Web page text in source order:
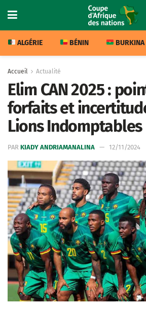
ALGÉRIE BÉNIN BURKINA
Accueil Actualité
Elim CAN 2025 :
forfaits et
Lions Indomptables
PAR KIADY ANDRIAMANALINA 12/11/2024